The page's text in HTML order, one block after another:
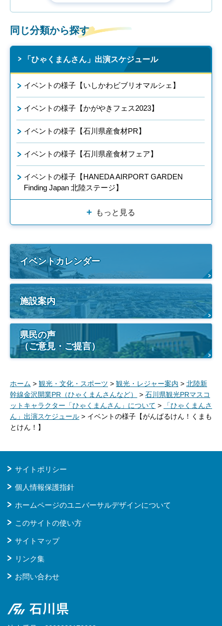
同じ分類から探す
「ひゃくまんさん」出演スケジュール
イベントの様子【いしかわビブリオマルシェ】
イベントの様子【かがやきフェス2023】
イベントの様子【石川県産食材PR】
イベントの様子【石川県産食材フェア】
イベントの様子【HANEDA AIRPORT GARDEN
Finding Japan 北陸ステージ】
もっと見る
イベントカレンダー
施設案内
県民の声
（ご意見・ご提言）
ホーム > 観光・文化・スポーツ > 観光・レジャー案内 > 北陸新
幹線金沢開業PR（ひゃくまんさんなど）
> 石川県観光PRマスコ
ットキャラクター「ひゃくまんさん」について >
「ひゃくまんさ
ん」出演スケジュール > イベントの様子【がんばるけん！くまも
とけん！】
サイトポリシー
個人情報保護指針
ホームページのユニバーサルデザインについて
このサイトの使い方
サイトマップ
リンク集
お問い合わせ
石川県